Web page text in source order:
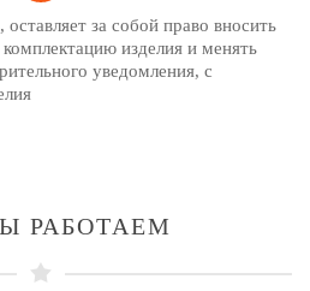
за собой право вносить
изделия и менять
уведомления, с
РАБОТАЕМ